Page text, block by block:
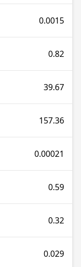
0.0015
0.82
39.67
157.36
0.00021
0.59
0.32
0.029